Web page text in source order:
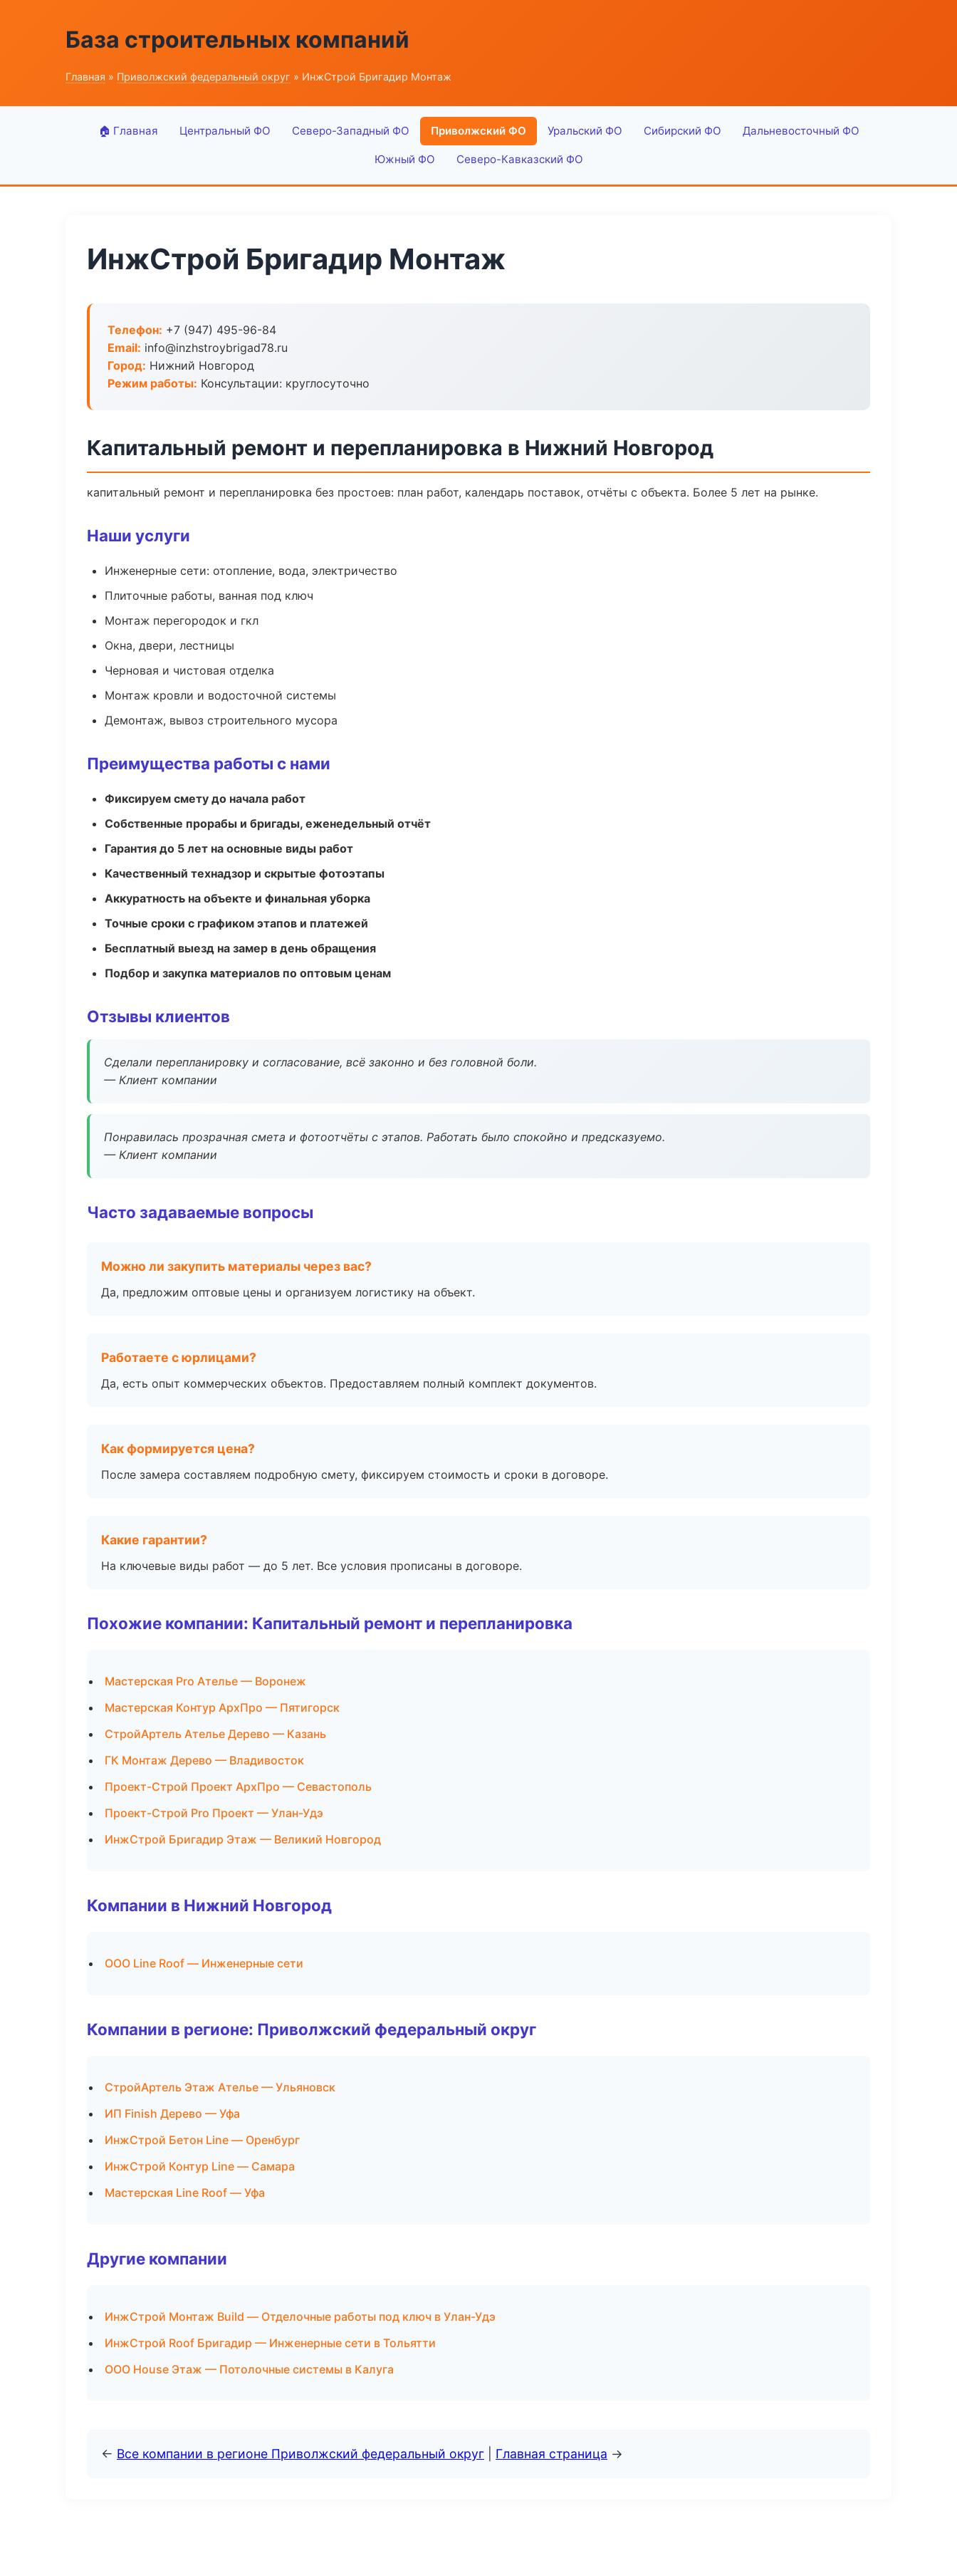
База строительных компаний
Главная » Приволжский федеральный округ » ИнжСтрой Бригадир Монтаж
🏠 Главная Центральный ФО Северо-Западный ФО Приволжский ФО Уральский ФО Сибирский ФО Дальневосточный ФО
Южный ФО Северо-Кавказский ФО
ИнжСтрой Бригадир Монтаж
Телефон: +7 (947) 495-96-84
Email: info@inzhstroybrigad78.ru
Город: Нижний Новгород
Режим работы: Консультации: круглосуточно
Капитальный ремонт и перепланировка в Нижний Новгород
капитальный ремонт и перепланировка без простоев: план работ, календарь поставок, отчёты с объекта. Более 5 лет на рынке.
Наши услуги
Инженерные сети: отопление, вода, электричество
Плиточные работы, ванная под ключ
Монтаж перегородок и гкл
Окна, двери, лестницы
Черновая и чистовая отделка
Монтаж кровли и водосточной системы
Демонтаж, вывоз строительного мусора
Преимущества работы с нами
Фиксируем смету до начала работ
Собственные прорабы и бригады, еженедельный отчёт
Гарантия до 5 лет на основные виды работ
Качественный технадзор и скрытые фотоэтапы
Аккуратность на объекте и финальная уборка
Точные сроки с графиком этапов и платежей
Бесплатный выезд на замер в день обращения
Подбор и закупка материалов по оптовым ценам
Отзывы клиентов
Сделали перепланировку и согласование, всё законно и без головной боли.
— Клиент компании
Понравилась прозрачная смета и фотоотчёты с этапов. Работать было спокойно и предсказуемо.
— Клиент компании
Часто задаваемые вопросы
Можно ли закупить материалы через вас?
Да, предложим оптовые цены и организуем логистику на объект.
Работаете с юрлицами?
Да, есть опыт коммерческих объектов. Предоставляем полный комплект документов.
Как формируется цена?
После замера составляем подробную смету, фиксируем стоимость и сроки в договоре.
Какие гарантии?
На ключевые виды работ — до 5 лет. Все условия прописаны в договоре.
Похожие компании: Капитальный ремонт и перепланировка
Мастерская Pro Ателье — Воронеж
Мастерская Контур АрхПро — Пятигорск
СтройАртель Ателье Дерево — Казань
ГК Монтаж Дерево — Владивосток
Проект-Строй Проект АрхПро — Севастополь
Проект-Строй Pro Проект — Улан-Удэ
ИнжСтрой Бригадир Этаж — Великий Новгород
Компании в Нижний Новгород
ООО Line Roof — Инженерные сети
Компании в регионе: Приволжский федеральный округ
СтройАртель Этаж Ателье — Ульяновск
ИП Finish Дерево — Уфа
ИнжСтрой Бетон Line — Оренбург
ИнжСтрой Контур Line — Самара
Мастерская Line Roof — Уфа
Другие компании
ИнжСтрой Монтаж Build — Отделочные работы под ключ в Улан-Удэ
ИнжСтрой Roof Бригадир — Инженерные сети в Тольятти
ООО House Этаж — Потолочные системы в Калуга
← Все компании в регионе Приволжский федеральный округ Главная страница →